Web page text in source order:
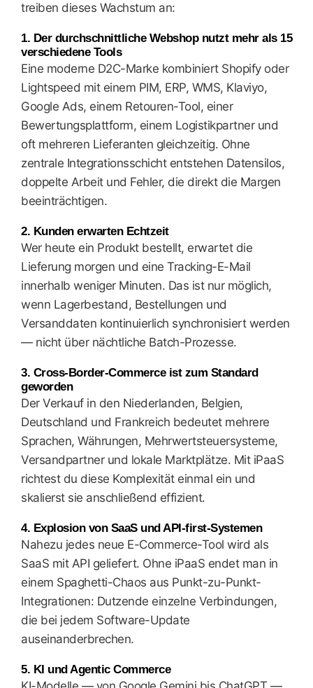
treiben dieses Wachstum an:
1. Der durchschnittliche Webshop nutzt mehr als 15
verschiedene Tools
Eine moderne D2C-Marke kombiniert Shopify oder
Lightspeed mit einem PIM, ERP, WMS, Klaviyo,
Google Ads, einem Retouren-Tool, einer
Bewertungsplattform, einem Logistikpartner und
oft mehreren Lieferanten gleichzeitig. Ohne
zentrale Integrationsschicht entstehen Datensilos,
doppelte Arbeit und Fehler, die direkt die Margen
beeinträchtigen.
2. Kunden erwarten Echtzeit
Wer heute ein Produkt bestellt, erwartet die
Lieferung morgen und eine Tracking-E-Mail
innerhalb weniger Minuten. Das ist nur möglich,
wenn Lagerbestand, Bestellungen und
Versanddaten kontinuierlich synchronisiert werden
— nicht über nächtliche Batch-Prozesse.
3. Cross-Border-Commerce ist zum Standard
geworden
Der Verkauf in den Niederlanden, Belgien,
Deutschland und Frankreich bedeutet mehrere
Sprachen, Währungen, Mehrwertsteuersysteme,
Versandpartner und lokale Marktplätze. Mit iPaaS
richtest du diese Komplexität einmal ein und
skalierst sie anschließend effizient.
4. Explosion von SaaS und API-first-Systemen
Nahezu jedes neue E-Commerce-Tool wird als
SaaS mit API geliefert. Ohne iPaaS endet man in
einem Spaghetti-Chaos aus Punkt-zu-Punkt-
Integrationen: Dutzende einzelne Verbindungen,
die bei jedem Software-Update
auseinanderbrechen.
5. KI und Agentic Commerce